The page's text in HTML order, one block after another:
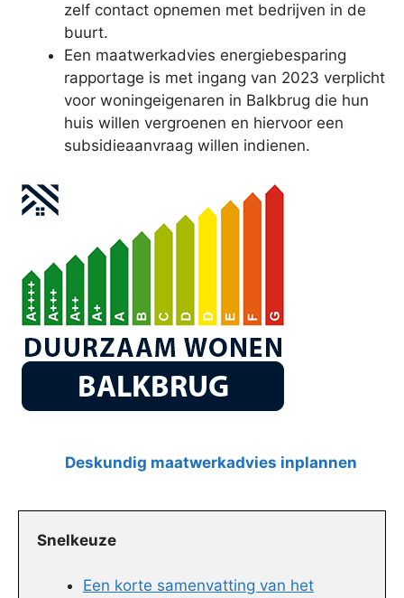
zelf contact opnemen met bedrijven in de
buurt.
Een maatwerkadvies energiebesparing
rapportage is met ingang van 2023 verplicht
voor woningeigenaren in Balkbrug die hun
huis willen vergroenen en hiervoor een
subsidieaanvraag willen indienen.
Deskundig maatwerkadvies inplannen
Snelkeuze
Een korte samenvatting van het